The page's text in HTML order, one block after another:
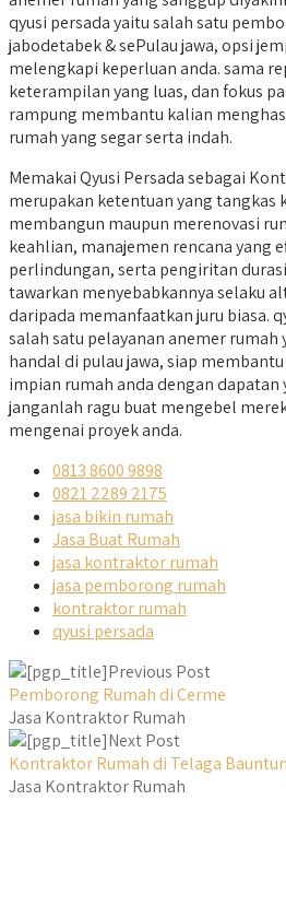
qyusi persada yaitu salah satu
jabodetabek & sePulau jawa, opsi
melengkapi keperluan anda. sama
keterampilan yang luas, dan fokus
rampung membantu kalian
rumah yang segar serta indah.
Memakai Qyusi Persada sebagai
merupakan ketentuan yang tangkas
membangun maupun merenovasi
keahlian, manajemen rencana yang
perlindungan, serta pengiritan
tawarkan menyebabkannya selaku
daripada memanfaatkan juru biasa.
salah satu pelayanan anemer
handal di pulau jawa, siap
impian rumah anda dengan
janganlah ragu buat mengebel
mengenai proyek anda.
0813 8600 9898
0821 2289 2175
jasa bikin rumah
Jasa Buat Rumah
jasa kontraktor rumah
jasa pemborong rumah
kontraktor rumah
qyusi persada
Previous Post
Pemborong Rumah di Cerme
Jasa Kontraktor Rumah
Next Post
Kontraktor Rumah di Telaga
Jasa Kontraktor Rumah